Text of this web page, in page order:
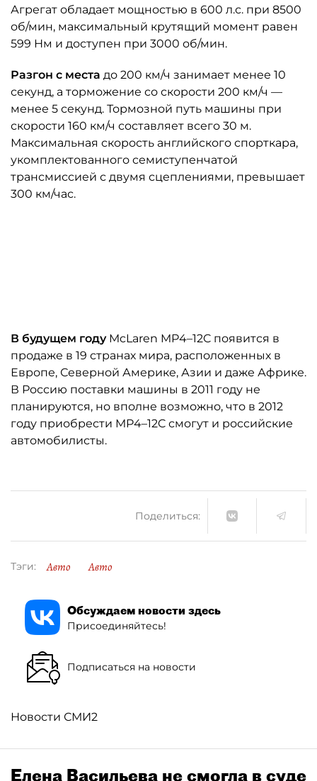
Агрегат обладает мощностью в 600 л.с. при 8500
об/мин, максимальный крутящий момент равен
599 Нм и доступен при 3000 об/мин.
Разгон с места до 200 км/ч занимает менее 10
секунд, а торможение со скорости 200 км/ч —
менее 5 секунд. Тормозной путь машины при
скорости 160 км/ч составляет всего 30 м.
Максимальная скорость английского спорткара,
укомплектованного семиступенчатой
трансмиссией с двумя сцеплениями, превышает
300 км/час.
В будущем году McLaren MP4–12C появится в
продаже в 19 странах мира, расположенных в
Европе, Северной Америке, Азии и даже Африке.
В Россию поставки машины в 2011 году не
планируются, но вполне возможно, что в 2012
году приобрести MP4–12C смогут и российские
автомобилисты.
Поделиться:
Тэги: Авто Авто
Обсуждаем новости здесь
Присоединяйтесь!
Подписаться на новости
Новости СМИ2
Елена Васильева не смогла в суде